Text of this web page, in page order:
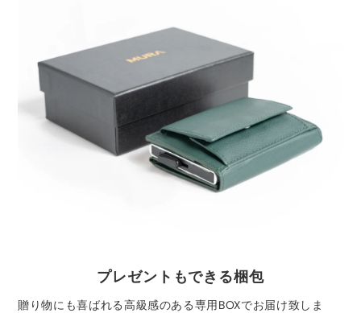
プレゼントもできる梱包
贈り物にも喜ばれる⾼級感のある専⽤BOXでお届け致しま